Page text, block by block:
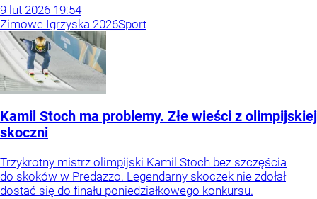
9 lut 2026 19:54
Zimowe Igrzyska 2026Sport
Kamil Stoch ma problemy. Złe wieści z olimpijskiej
skoczni
Trzykrotny mistrz olimpijski Kamil Stoch bez szczęścia
do skoków w Predazzo. Legendarny skoczek nie zdołał
dostać się do finału poniedziałkowego konkursu.